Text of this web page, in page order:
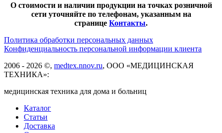
О стоимости и наличии продукции на точках розничной
сети уточняйте по телефонам, указанным на
странице Контакты.
Политика обработки персональных данных
Конфиденциальность персональной информации клиента
2006 - 2026 ©, medtex.nnov.ru, ООО «МЕДИЦИНСКАЯ
ТЕХНИКА»:
медицинская техника для дома и больниц
Каталог
Статьи
Доставка